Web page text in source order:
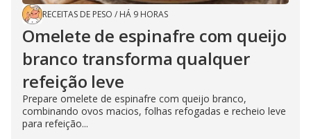
RECEITAS DE PESO / HÁ 9 HORAS
Omelete de espinafre com queijo
branco transforma qualquer
refeição leve
Prepare omelete de espinafre com queijo branco,
combinando ovos macios, folhas refogadas e recheio leve
para refeição...